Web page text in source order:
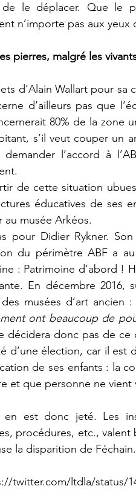
le déplacer. Que le
n’importe pas aux yeux
pierres, malgré les
d’Alain Wallart pour
d’ailleurs pas que
80% de la zone
s’il veut couper un
l’accord à
de cette situation
éducatives de ses
au musée Arkéos.
pour Didier Rykner.
du périmètre ABF a
: Patrimoine d’abord !
En décembre 2016,
musées d’art ancien :
ont beaucoup de
décidera donc pas de
d’une élection, car il est
de ses enfants : la
et que personne ne vient
est donc jeté. Les
procédures, etc.,
la disparition de Féchain.
twitter.com/ltdla/status/